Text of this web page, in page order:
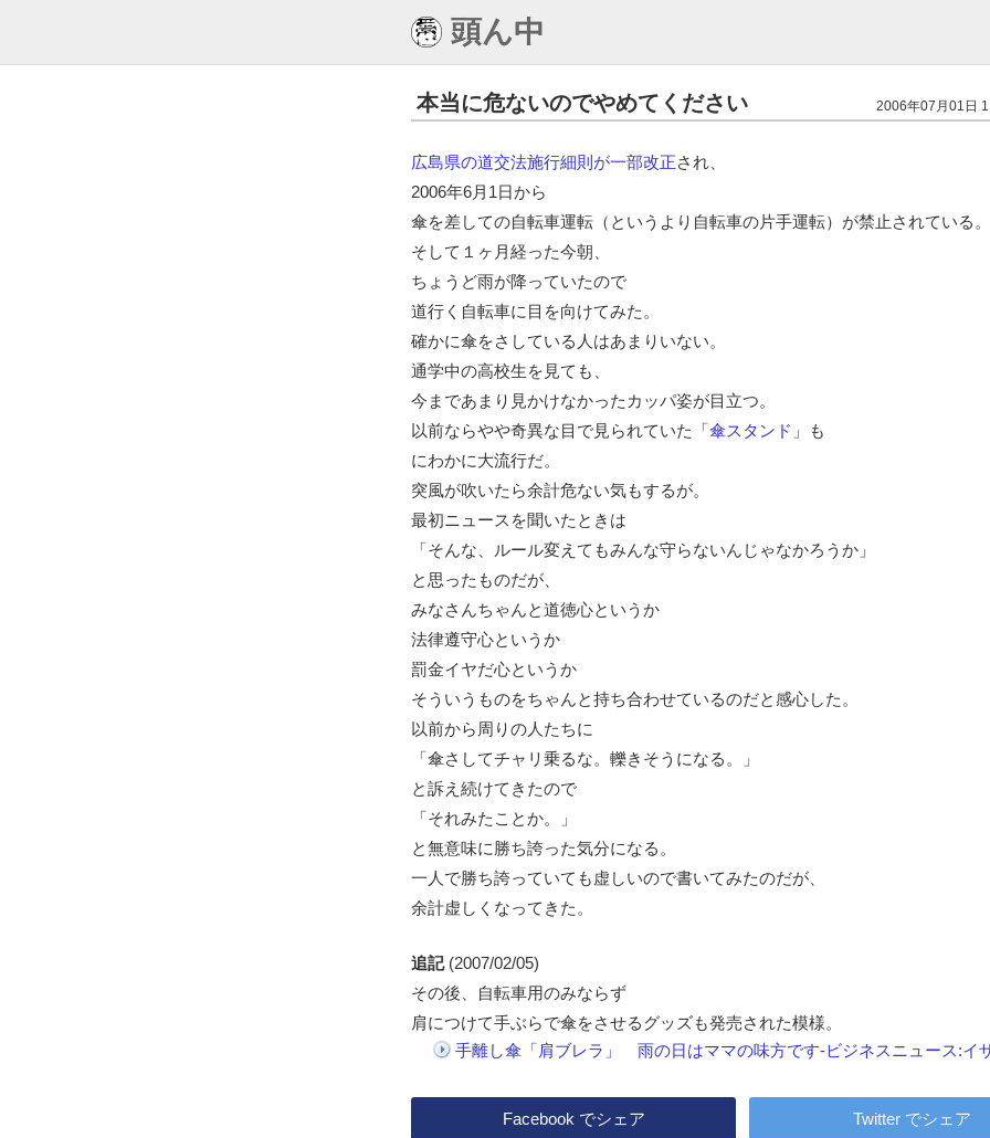
頭ん中
本当に危ないのでやめてください 2006年07月01日
広島県の道交法施行細則が一部改正され、
2006年6月1日から
傘を差しての自転車運転（というより自転車の片手運転）が禁止されている。
そして１ヶ月経った今朝、
ちょうど雨が降っていたので
道行く自転車に目を向けてみた。
確かに傘をさしている人はあまりいない。
通学中の高校生を見ても、
今まであまり見かけなかったカッパ姿が目立つ。
以前ならやや奇異な目で見られていた「傘スタンド 」も
にわかに大流行だ。
突風が吹いたら余計危ない気もするが。
最初ニュースを聞いたときは
「そんな、ルール変えてもみんな守らないんじゃなかろうか」
と思ったものだが、
みなさんちゃんと道徳心というか
法律遵守心というか
罰金イヤだ心というか
そういうものをちゃんと持ち合わせているのだと感心した。
以前から周りの人たちに
「傘さしてチャリ乗るな。轢きそうになる。」
と訴え続けてきたので
「それみたことか。」
と無意味に勝ち誇った気分になる。
一人で勝ち誇っていても虚しいので書いてみたのだが、
余計虚しくなってきた。
追記(2007/02/05)
その後、自転車用のみならず
肩につけて手ぶらで傘をさせるグッズも発売された模様。
手離し傘「肩ブレラ」 雨の日はママの味方です-ビジネスニュース:イ
Facebook でシェア Twitterでシェア